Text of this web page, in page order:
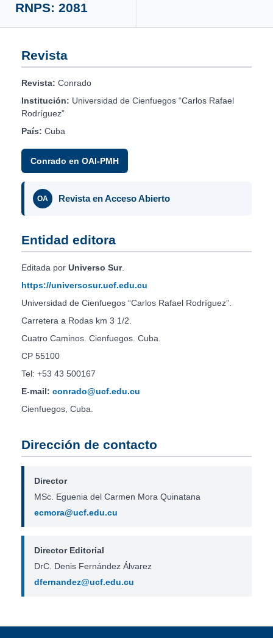
RNPS: 2081
Revista
Revista: Conrado
Institución: Universidad de Cienfuegos “Carlos Rafael
Rodríguez”
País: Cuba
Conrado en OAI-PMH
OA Revista en Acceso Abierto
Entidad editora
Editada por Universo Sur.
https://universosur.ucf.edu.cu
Universidad de Cienfuegos “Carlos Rafael Rodríguez”.
Carretera a Rodas km 3 1/2.
Cuatro Caminos. Cienfuegos. Cuba.
CP 55100
Tel: +53 43 500167
E-mail: conrado@ucf.edu.cu
Cienfuegos, Cuba.
Dirección de contacto
Director
MSc. Eguenia del Carmen Mora Quinatana
ecmora@ucf.edu.cu
Director Editorial
DrC. Denis Fernández Álvarez
dfernandez@ucf.edu.cu